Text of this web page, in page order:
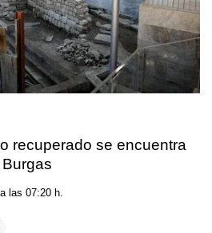
recuperado se encuentra
las 07:20 h.